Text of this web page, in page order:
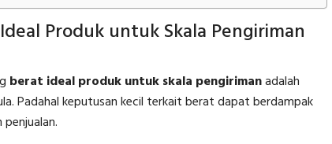
Produk untuk Skala Pengiriman
berat ideal produk untuk skala pengirimanadalah
Padahal keputusan kecil terkait berat dapat berdampak